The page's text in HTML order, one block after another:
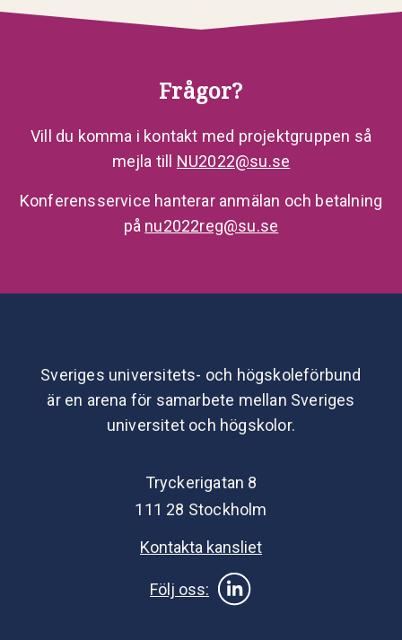
Frågor?
Vill du komma i kontakt med projektgruppen så
mejla till NU2022@su.se
Konferensservice hanterar anmälan och betalning
på nu2022reg@su.se
Sveriges universitets- och högskoleförbund
är en arena för samarbete mellan Sveriges
universitet och högskolor.
Tryckerigatan 8
111 28 Stockholm
Kontakta kansliet
Följ oss: